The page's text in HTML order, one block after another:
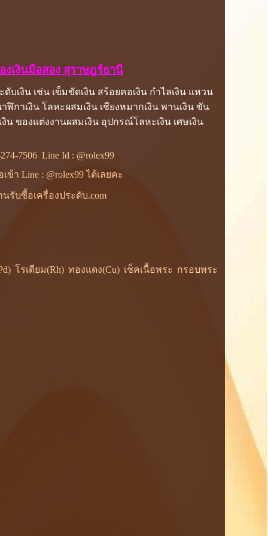
งเงินมือสอง สุราษฎร์ธานี
บเงิน เช่น เข็มขัดเงิน สร้อยคอเงิน กำไลเงิน แหวน
าฬิกาเงิน โลหะผสมเงิน เชียงหมากเงิน พานเงิน ขัน
น ของแต่งงานผสมเงิน อุปกรณ์โลหะเงิน เศษเงิน
7506Line Id : @rolex99
ข้า Line : @rolex99 ได้เลยคะ
นรับซื้อเครื่องประดับ.com
โรเดียม(Rh) ทองแดง(Cu) เช็คเนื้อพระ กรอบพระ